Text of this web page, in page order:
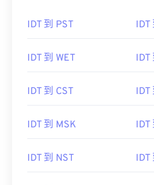
IDT 到 PST IDT
IDT 到 WET IDT
IDT 到 CST IDT
IDT 到 MSK IDT
IDT 到 NST IDT